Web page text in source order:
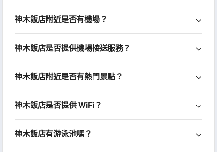
神木飯店附近是否有機場？
神木飯店是否提供機場接送服務？
神木飯店附近是否有熱門景點？
神木飯店是否提供 WiFi？
神木飯店有游泳池嗎？